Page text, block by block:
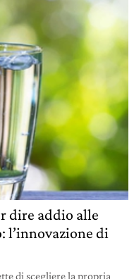
dire addio alle
di
di scegliere la propria